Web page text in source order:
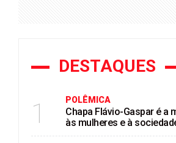
DESTAQUES
1 POLÊMICA
Chapa Flávio-Gaspar é a
às mulheres e à